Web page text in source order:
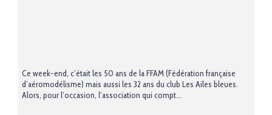
Ce week-end, c’était les 50 ans de la FFAM (Fédération française
d’aéromodélisme) mais aussi les 32 ans du club Les Ailes bleues.
Alors, pour l’occasion, l’association qui compt...